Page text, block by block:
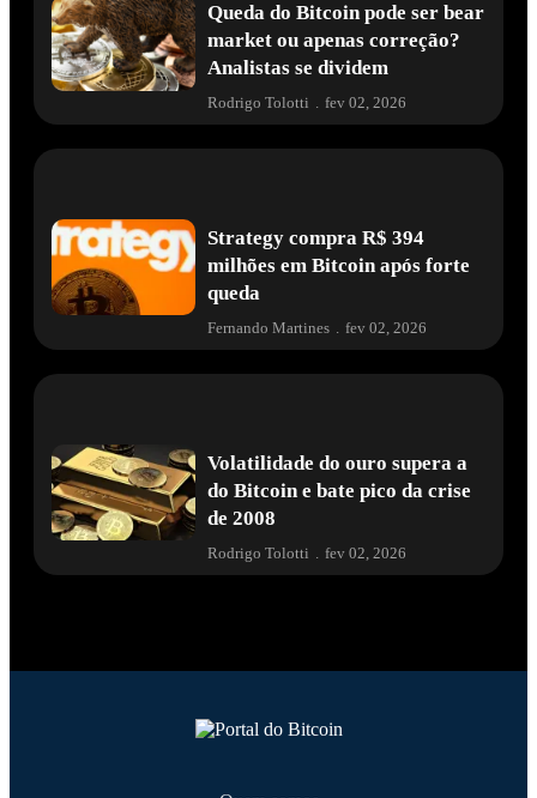
Queda do Bitcoin pode ser bear
market ou apenas correção?
Analistas se dividem
Rodrigo Tolotti . fev 02, 2026
Strategy compra R$ 394
milhões em Bitcoin após forte
queda
Fernando Martines . fev 02, 2026
Volatilidade do ouro supera a
do Bitcoin e bate pico da crise
de 2008
Rodrigo Tolotti fev 02, 2026